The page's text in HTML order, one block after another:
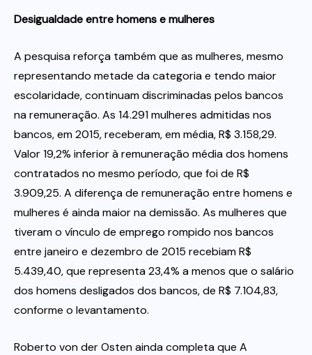
Desigualdade entre homens e mulheres
A pesquisa reforça também que as mulheres, mesmo
representando metade da categoria e tendo maior
escolaridade, continuam discriminadas pelos bancos
na remuneração. As 14.291 mulheres admitidas nos
bancos, em 2015, receberam, em média, R$ 3.158,29.
Valor 19,2% inferior à remuneração média dos homens
contratados no mesmo período, que foi de R$
3.909,25. A diferença de remuneração entre homens e
mulheres é ainda maior na demissão. As mulheres que
tiveram o vínculo de emprego rompido nos bancos
entre janeiro e dezembro de 2015 recebiam R$
5.439,40, que representa 23,4% a menos que o salário
dos homens desligados dos bancos, de R$ 7.104,83,
conforme o levantamento.
Roberto von der Osten ainda completa que A